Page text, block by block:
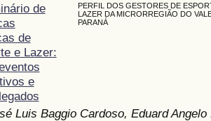
de
de
e Lazer:
e
PERFIL DOS GESTORES DE
LAZER DA MICRORREGIÃO DO
PARANÁ
Luis Baggio Cardoso, Eduard